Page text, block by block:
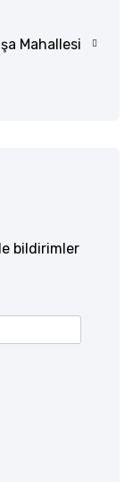
Mahallesi
bildirimler